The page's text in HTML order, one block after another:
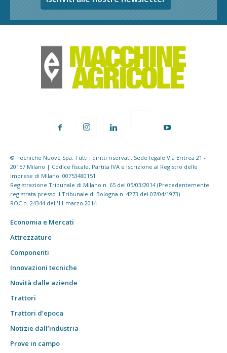
© Tecniche Nuove Spa. Tutti i diritti riservati. Sede legale Via Eritrea 21 -
20157 Milano | Codice fiscale, Partita IVA e Iscrizione al Registro delle
imprese di Milano: 00753480151
Registrazione Tribunale di Milano n. 65 del 05/03/2014 (Precedentemente
registrata presso il Tribunale di Bologna n. 4273 del 07/04/1973)
ROC n. 24344 dell'11 marzo 2014
Economia e Mercati
Attrezzature
Componenti
Innovazioni tecniche
Novità dalle aziende
Trattori
Trattori d’epoca
Notizie dall’industria
Prove in campo